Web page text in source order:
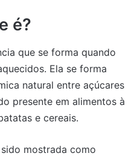
é?
que se forma quando
Ela se forma
natural entre açúcares
presente em alimentos à
e cereais.
mostrada como